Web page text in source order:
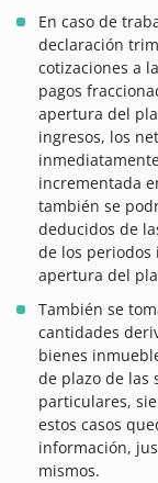
En caso de
declaración
cotizaciones a
pagos
apertura del
ingresos, los
incrementada
también se
deducidos de
de los
apertura del
También se
cantidades
bienes
de plazo de las
particulares,
estos casos
información,
mismos.